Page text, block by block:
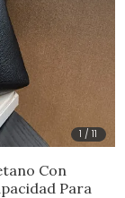
1 /11
Con
Para